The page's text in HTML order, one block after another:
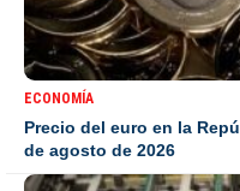
ECONOMÍA
Precio del euro en la
de agosto de 2026